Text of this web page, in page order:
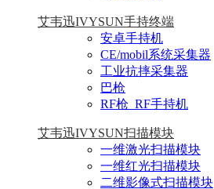
艾韦迅IVYSUN手持终端
安卓手持机
CE/mobil系统采集器
工业抗摔采集器
巴枪
RF枪_RF手持机
艾韦迅IVYSUN扫描模块
一维激光扫描模块
一维红光扫描模块
二维影像式扫描模块